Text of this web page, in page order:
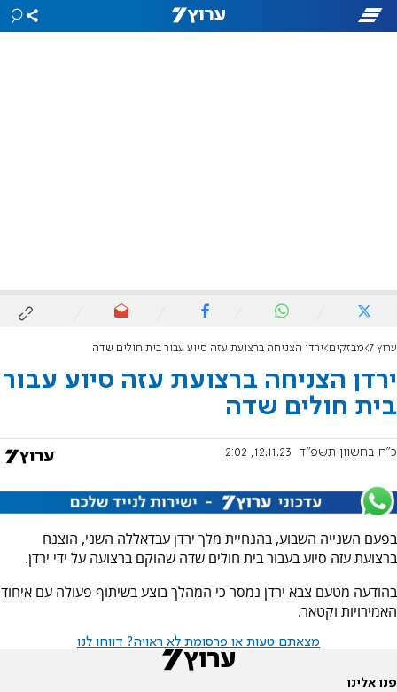
ערוץ 7 מבזקים ירדן הצניחה ברצועת עזה סיוע עבור בית חולים שדה
ירדן הצניחה ברצועת עזה סיוע עבור
בית חולים שדה
כ"ח בחשוון תשפ"ד 12.11.23, 2:02
בפעם השנייה השבוע, בהנחיית מלך ירדן עבדאללה השני, הוצנח
ברצועת עזה סיוע בעבור בית חולים שדה שהוקם ברצועה על ידי ירדן.
בהודעה מטעם צבא ירדן נמסר כי המהלך בוצע בשיתוף פעולה עם איחוד
האמירויות וקטאר.
מצאתם טעות או פרסומת לא ראויה? דווחו לנו
פנו אלינו